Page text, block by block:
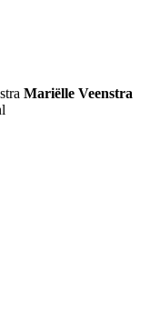
Mariëlle Veenstra